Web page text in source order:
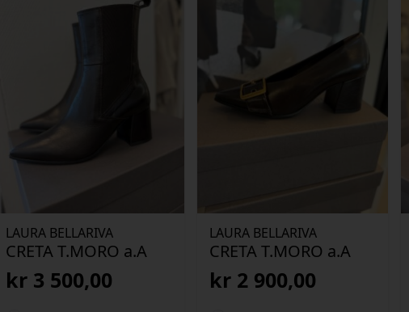
LAURA BELLARIVA
CRETA T.MORO a.A
kr 3 500,00
LAURA BELLARIVA
CRETA T.MORO a.A
kr 2 900,00